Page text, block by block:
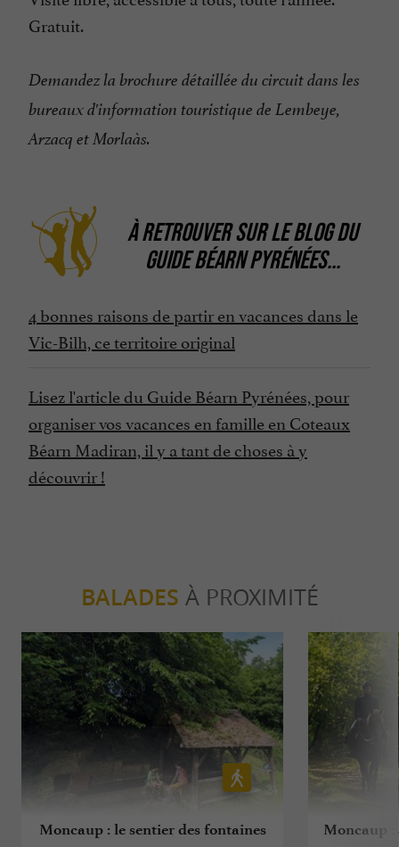
Gratuit.
Demandez la brochure détaillée du circuit dans les
bureaux d'information touristique de Lembeye,
Arzacq et Morlaàs.
À RETROUVER SURLE BLOG DU
GUIDE BÉARN PYRÉNÉES...
4 bonnes raisons de partir en vacances dans le
Vic-Bilh, ce territoire original
Lisez l'article du Guide Béarn Pyrénées, pour
organiser vos vacances en famille en Coteaux
Béarn Madiran, il y a tant de choses à y
découvrir !
BALADES À PROXIMITÉ
Moncaup : le sentier des fontaines Moncaup